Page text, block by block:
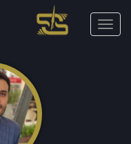
Toggle
navigation